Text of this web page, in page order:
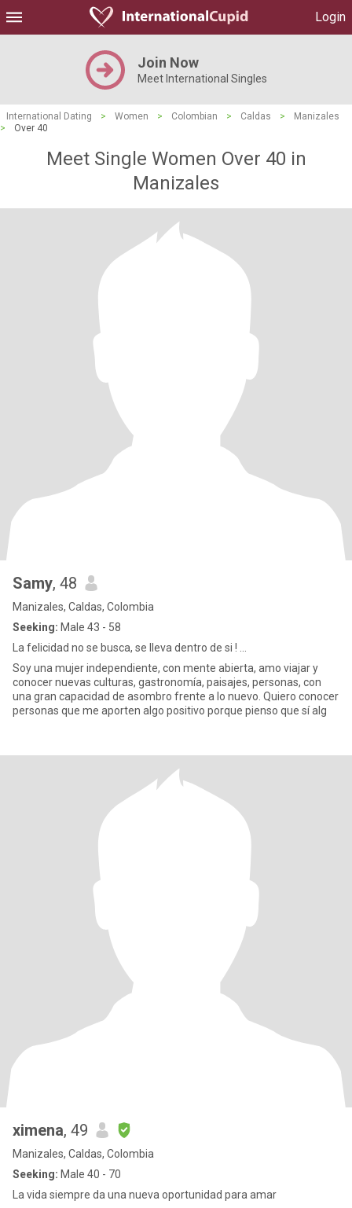
Login
Join Now
Meet International Singles
International Dating > Women > Colombian > Caldas >
Manizales
>
Over 40
Meet Single Women Over 40 in
Manizales
Samy, 48
Manizales, Caldas, Colombia
Seeking: Male 43 - 58
La felicidad no se busca, se lleva dentro de si ! ...
Soy una mujer independiente, con mente abierta, amo viajar y
conocer nuevas culturas, gastronomía, paisajes, personas, con
una gran capacidad de asombro frente a lo nuevo. Quiero conocer
personas que me aporten algo positivo porque pienso que sí alg
ximena, 49
Manizales, Caldas, Colombia
Seeking: Male 40 - 70
La vida siempre da una nueva oportunidad para amar